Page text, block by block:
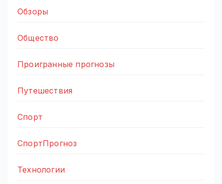
Обзоры
Общество
Проигранные прогнозы
Путешествия
Спорт
СпортПрогноз
Технологии